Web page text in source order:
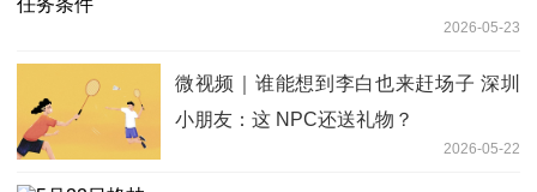
2026-05-23
微视频｜谁能想到李白也来赶场子 深圳
小朋友：这 NPC还送礼物？
2026-05-22